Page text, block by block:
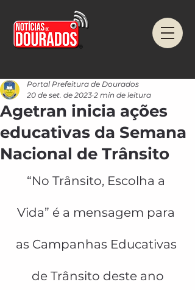
Agetran inicia ações
educativas da Semana
Nacional de Trânsito
Portal Prefeitura de Dourados
20 de set. de 2023 2 min de leitura
“No Trânsito, Escolha a
Vida” é a mensagem para
as Campanhas Educativas
de Trânsito deste ano